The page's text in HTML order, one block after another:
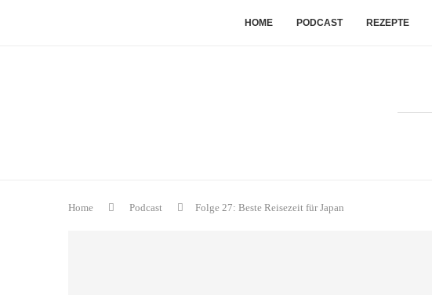
HOME PODCAST REZEPTE
Home Podcast Folge 27: Beste Reisezeit für Japan